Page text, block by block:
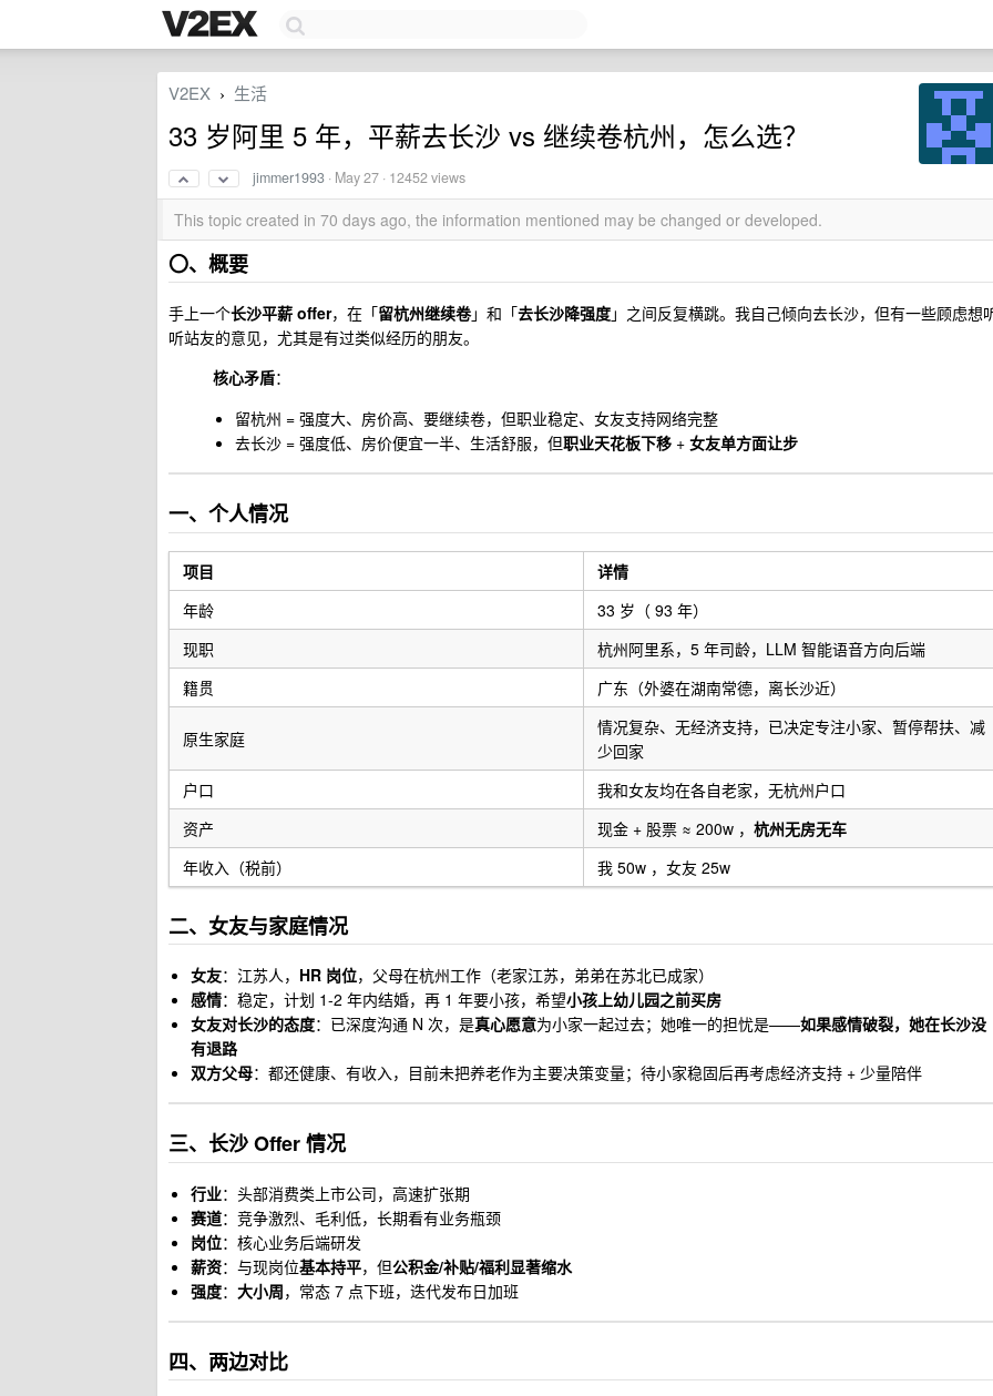
V2EX › 生活
33 岁阿里 5 年，平薪去长沙 vs 继续卷杭州，怎么选？
jimmer1993 · May 27 · 12452 views
This topic created in 70 days ago, the information mentioned may be changed or developed.
〇、概要
手上一个长沙平薪 offer，在「留杭州继续卷」和「去长沙降强度」之间反复横跳。我自己倾向去长沙，但有一些顾虑想
听站友的意见，尤其是有过类似经历的朋友。
核心矛盾：
留杭州 = 强度大、房价高、要继续卷，但职业稳定、女友支持网络完整
去长沙 = 强度低、房价便宜一半、生活舒服，但职业天花板下移 + 女友单方面让步
一、个人情况
项目
详情
年龄
33 岁（ 93 年）
现职
杭州阿里系，5 年司龄，LLM 智能语音方向后端
籍贯
广东（外婆在湖南常德，离长沙近）
原生家庭
情况复杂、无经济支持，已决定专注小家、暂停帮扶、减
少回家
户口
我和女友均在各自老家，无杭州户口
资产
现金 + 股票 ≈ 200w ， 杭州无房无车
年收入（税前）
我 50w ，女友 25w
二、女友与家庭情况
女友：江苏人， HR 岗位，父母在杭州工作（老家江苏，弟弟在苏北已成家）
感情：稳定，计划 1-2 年内结婚，再 1 年要小孩，希望小孩上幼儿园之前买房
女友对长沙的态度：已深度沟通 N 次，是真心愿意为小家一起过去；她唯一的担忧是——如果感情破裂，她在长沙没
有退路
双方父母：都还健康、有收入，目前未把养老作为主要决策变量；待小家稳固后再考虑经济支持 + 少量陪伴
三、长沙 Offer 情况
行业：头部消费类上市公司，高速扩张期
赛道：竞争激烈、毛利低，长期看有业务瓶颈
岗位：核心业务后端研发
薪资：与现岗位基本持平，但公积金/补贴/福利显著缩水
强度： 大小周，常态 7 点下班，迭代发布日加班
四、两边对比